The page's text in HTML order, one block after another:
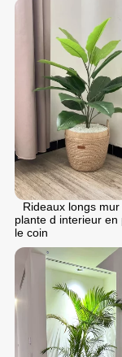
Rideaux longs
plante d interieur en
le coin